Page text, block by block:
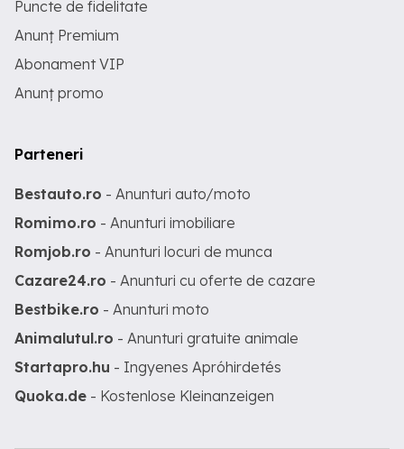
Puncte de fidelitate
Anunț Premium
Abonament VIP
Anunț promo
Parteneri
Bestauto.ro - Anunturi auto/moto
Romimo.ro - Anunturi imobiliare
Romjob.ro - Anunturi locuri de munca
Cazare24.ro - Anunturi cu oferte de cazare
Bestbike.ro - Anunturi moto
Animalutul.ro - Anunturi gratuite animale
Startapro.hu - Ingyenes Apróhirdetés
Quoka.de - Kostenlose Kleinanzeigen